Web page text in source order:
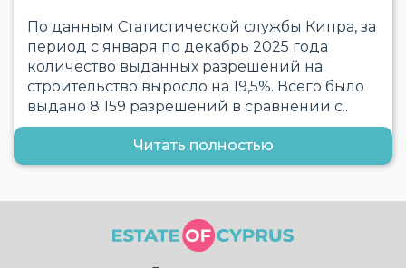
По данным Статистической службы Кипра, за
период с января по декабрь 2025 года
количество выданных разрешений на
строительство выросло на 19,5%. Всего было
выдано 8 159 разрешений в сравнении с..
Читать полностью